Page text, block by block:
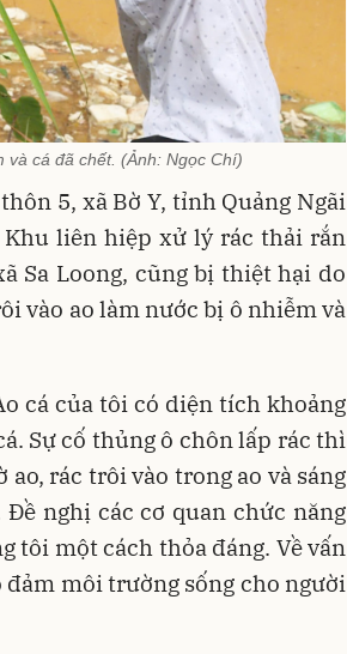
và cá đã chết. (Ảnh: Ngọc Chí)
5, xã Bờ Y, tỉnh Quảng Ngãi
Khu liên hiệp xử lý rác thải rắn
Sa Loong, cũng bị thiệt hại do
vào ao làm nước bị ô nhiễm và
cá của tôi có diện tích khoảng
Sự cố thủng ô chôn lấp rác thì
rác trôi vào trong ao và sáng
nghị các cơ quan chức năng
tôi một cách thỏa đáng. Về vấn
môi trường sống cho người